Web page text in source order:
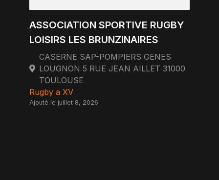
ASSOCIATION SPORTIVE RUGBY
LOISIRS LES BRUNZINAIRES
CASERNE SAP-POMPIERS GENES
LOUGNON 5 RUE JEAN AILLET 31000
TOULOUSE
Rugby a XV
Ajouté le juillet 8, 2026